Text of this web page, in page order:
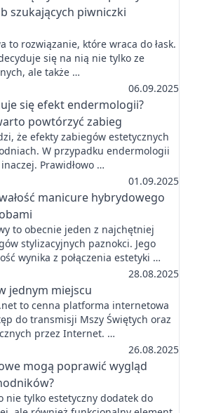
szukających piwniczki
to rozwiązanie, które wraca do łask.
się na nią nie tylko ze
ale także …
06.09.2025
się efekt endermologii?
powtórzyć zabieg
że efekty zabiegów estetycznych
W przypadku endermologii
Prawidłowo …
01.09.2025
manicure hybrydowego
to obecnie jeden z najchętniej
stylizacyjnych paznokci. Jego
wynika z połączenia estetyki …
28.08.2025
jednym miejscu
to cenna platforma internetowa
do transmisji Mszy Świętych oraz
przez Internet. …
26.08.2025
mogą poprawić wygląd
nie tylko estetyczny dodatek do